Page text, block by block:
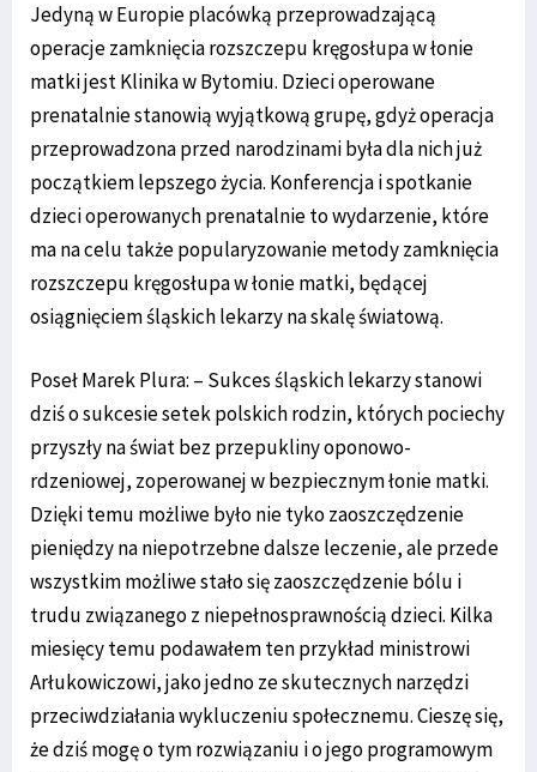
Jedyną w Europie placówką przeprowadzającą
operacje zamknięcia rozszczepu kręgosłupa w łonie
matki jest Klinika w Bytomiu. Dzieci operowane
prenatalnie stanowią wyjątkową grupę, gdyż operacja
przeprowadzona przed narodzinami była dla nich już
początkiem lepszego życia. Konferencja i spotkanie
dzieci operowanych prenatalnie to wydarzenie, które
ma na celu także popularyzowanie metody zamknięcia
rozszczepu kręgosłupa w łonie matki, będącej
osiągnięciem śląskich lekarzy na skalę światową.
Poseł Marek Plura: – Sukces śląskich lekarzy stanowi
dziś o sukcesie setek polskich rodzin, których pociechy
przyszły na świat bez przepukliny oponowo-
rdzeniowej, zoperowanej w bezpiecznym łonie matki.
Dzięki temu możliwe było nie tyko zaoszczędzenie
pieniędzy na niepotrzebne dalsze leczenie, ale przede
wszystkim możliwe stało się zaoszczędzenie bólu i
trudu związanego z niepełnosprawnością dzieci. Kilka
miesięcy temu podawałem ten przykład ministrowi
Arłukowiczowi, jako jedno ze skutecznych narzędzi
przeciwdziałania wykluczeniu społecznemu. Cieszę się,
że dziś mogę o tym rozwiązaniu i o jego programowym